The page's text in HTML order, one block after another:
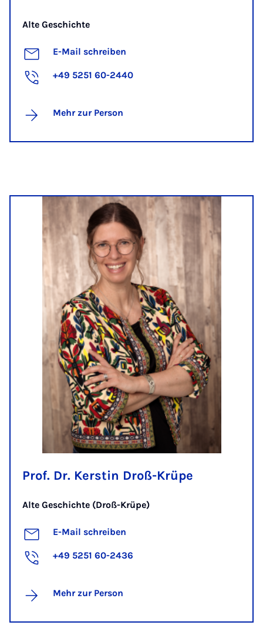
Alte Geschichte
E-Mail schreiben
+49 5251 60-2440
Mehr zur Person
Prof. Dr. Kerstin Droß-Krüpe
Alte Geschichte (Droß-Krüpe)
E-Mail schreiben
+49 5251 60-2436
Mehr zur Person